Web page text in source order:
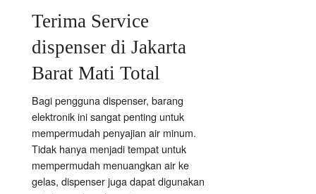
Terima Service
dispenser di Jakarta
Barat Mati Total
Bagi pengguna dispenser, barang
elektronik ini sangat penting untuk
mempermudah penyajian air minum.
Tidak hanya menjadi tempat untuk
mempermudah menuangkan air ke
gelas, dispenser juga dapat digunakan